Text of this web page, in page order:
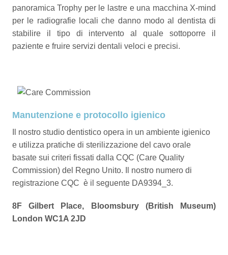
panoramica Trophy per le lastre e una macchina X-mind
per le radiografie locali che danno modo al dentista di
stabilire il tipo di intervento al quale sottoporre il
paziente e fruire servizi dentali veloci e precisi.
Manutenzione e protocollo igienico
Il nostro studio dentistico opera in un ambiente igienico
e utilizza pratiche di sterilizzazione del cavo orale
basate sui criteri fissati dalla CQC (Care Quality
Commission) del Regno Unito. Il nostro numero di
registrazione CQC è il seguente DA9394_3.
8F Gilbert Place, Bloomsbury (British Museum)
London WC1A 2JD